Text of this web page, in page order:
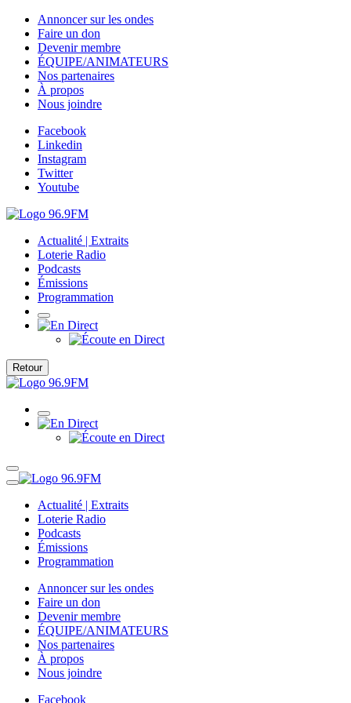
Annoncer sur les ondes
Faire un don
Devenir membre
ÉQUIPE/ANIMATEURS
Nos partenaires
À propos
Nous joindre
Facebook
Linkedin
Instagram
Twitter
Youtube
Actualité | Extraits
Loterie Radio
Podcasts
Émissions
Programmation
Retour
Actualité | Extraits
Loterie Radio
Podcasts
Émissions
Programmation
Annoncer sur les ondes
Faire un don
Devenir membre
ÉQUIPE/ANIMATEURS
Nos partenaires
À propos
Nous joindre
Facebook